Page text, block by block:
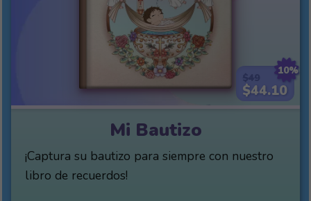
10%
$44.10
Mi Bautizo
¡Captura su bautizo para siempre con nuestro
libro de recuerdos!